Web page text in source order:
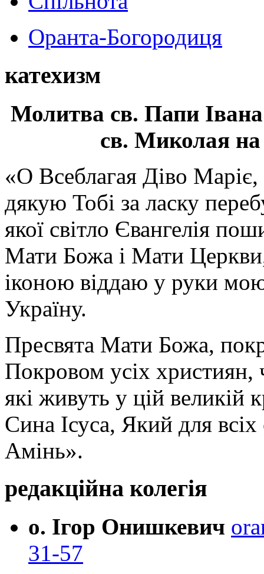
Оранта-Богородиця
катехизм
Молитва св. Папи
св. Миколая на
«О Всеблагая Діво
дякую Тобі за ласку
якої світло Євангелія
Мати Божа і Мати
іконою віддаю у руки
Україну.
Пресвята Мати Божа,
Покровом усіх християн,
які живуть у цій великій
Сина Ісуса, Який для
Амінь».
редакційна колегія
о. Ігор Онишкевич
31-57